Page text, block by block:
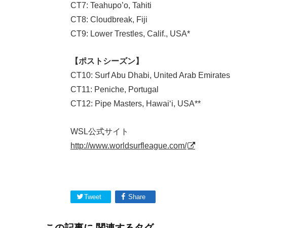
CT7: Teahupo’o, Tahiti
CT8: Cloudbreak, Fiji
CT9: Lower Trestles, Calif., USA*
【ポストシーズン】
CT10: Surf Abu Dhabi, United Arab Emirates
CT11: Peniche, Portugal
CT12: Pipe Masters, Hawai‘i, USA**
WSL公式サイト
http://www.worldsurfleague.com/
Tweet Share